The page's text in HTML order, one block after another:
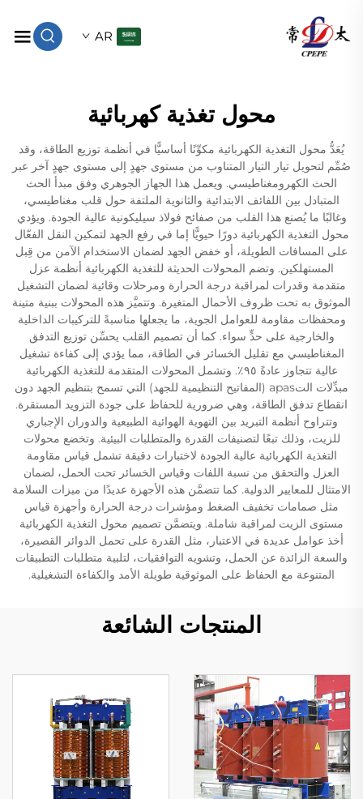
AR
محول تغذية كهربائية
يُعَدُّ محول التغذية الكهربائية مكوِّنًا أساسيًّا في أنظمة توزيع الطاقة، وقد
صُمِّم لتحويل تيار التيار المتناوب من مستوى جهدٍ إلى مستوى جهدٍ آخر عبر
الحث الكهرومغناطيسي. ويعمل هذا الجهاز الجوهري وفق مبدأ الحث
المتبادل بين اللفائف الابتدائية والثانوية الملتفة حول قلب مغناطيسي،
وغالبًا ما يُصنع هذا القلب من صفائح فولاذ سيليكونية عالية الجودة. ويؤدي
محول التغذية الكهربائية دورًا حيويًّا إما في رفع الجهد لتمكين النقل الفعّال
على المسافات الطويلة، أو خفض الجهد لضمان الاستخدام الآمن من قِبل
المستهلكين. وتضم المحولات الحديثة للتغذية الكهربائية أنظمة عزل
متقدمة وقدرات لمراقبة درجة الحرارة ومرحلات وقائية لضمان التشغيل
الموثوق به تحت ظروف الأحمال المتغيرة. وتتميَّز هذه المحولات ببنية متينة
ومحفظات مقاومة للعوامل الجوية، ما يجعلها مناسبةً للتركيبات الداخلية
والخارجية على حدٍّ سواء. كما أن تصميم القلب يحسِّن توزيع التدفق
المغناطيسي مع تقليل الخسائر في الطاقة، مما يؤدي إلى كفاءة تشغيل
عالية تتجاوز عادةً ٩٥٪. وتشمل المحولات المتقدمة للتغذية الكهربائية
مبدِّلات التapas (المفاتيح التنظيمية للجهد) التي تسمح بتنظيم الجهد دون
انقطاع تدفق الطاقة، وهي ضرورية للحفاظ على جودة التزويد المستقرة.
وتتراوح أنظمة التبريد بين التهوية الهوائية الطبيعية والدوران الإجباري
للزيت، وذلك تبعًا لتصنيفات القدرة والمتطلبات البيئية. وتخضع محولات
التغذية الكهربائية عالية الجودة لاختبارات دقيقة تشمل قياس مقاومة
العزل والتحقق من نسبة اللفات وقياس الخسائر تحت الحمل، لضمان
الامتثال للمعايير الدولية. كما تتضمَّن هذه الأجهزة عديدًا من ميزات السلامة
مثل صمامات تخفيف الضغط ومؤشرات درجة الحرارة وأجهزة قياس
مستوى الزيت لمراقبة شاملة. ويتضمَّن تصميم محول التغذية الكهربائية
أخذ عوامل عديدة في الاعتبار، مثل القدرة على تحمل الدوائر القصيرة،
والسعة الزائدة عن الحمل، وتشويه التوافقيات، لتلبية متطلبات التطبيقات
المتنوعة مع الحفاظ على الموثوقية طويلة الأمد والكفاءة التشغيلية.
المنتجات الشائعة